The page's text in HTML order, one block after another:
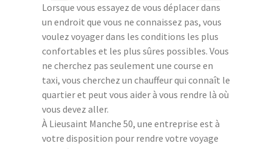
Lorsque vous essayez de vous déplacer dans
un endroit que vous ne connaissez pas, vous
voulez voyager dans les conditions les plus
confortables et les plus sûres possibles. Vous
ne cherchez pas seulement une course en
taxi, vous cherchez un chauffeur qui connaît le
quartier et peut vous aider à vous rendre là où
vous devez aller.
À Lieusaint Manche 50, une entreprise est à
votre disposition pour rendre votre voyage